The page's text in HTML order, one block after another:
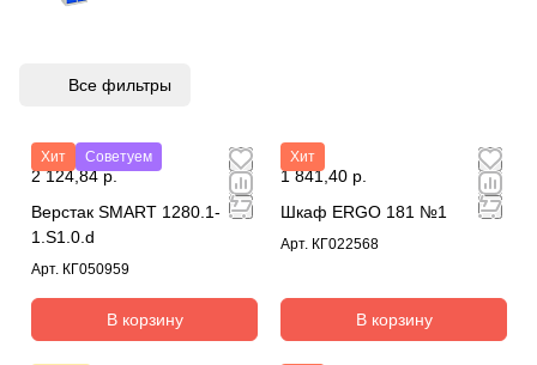
Все фильтры
Хит Советуем
2 124,84 р.
Верстак SMART 1280.1-
1.S1.0.d
Арт. КГ050959
В корзину
Хит
1 841,40 р.
Шкаф ERGO 181 №1
Арт. КГ022568
В корзину